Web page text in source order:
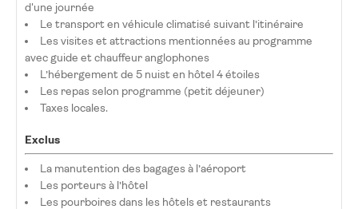
d'une journée
Le transport en véhicule climatisé suivant l’itinéraire
Les visites et attractions mentionnées au programme
avec guide et chauffeur anglophones
L’hébergement de 5 nuist en hôtel 4 étoiles
Les repas selon programme (petit déjeuner)
Taxes locales.
Exclus
La manutention des bagages à l’aéroport
Les porteurs à l’hôtel
Les pourboires dans les hôtels et restaurants